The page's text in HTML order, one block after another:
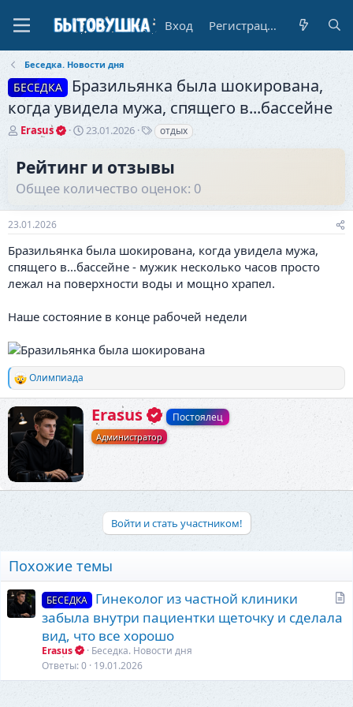
Вход Регистрация
Беседка. Новости дня
БЕСЕДКА
Бразильянка была шокирована,
когда увидела мужа, спящего в...бассейне
А
о
р
е
м
Erasus
Д
н
ч
л
а
23.01.2026
Т
и
отдых
Рейтинг и отзывы
Общее количество оценок: 0
23.01.2026
Бразильянка была шокирована, когда увидела мужа,
спящего в...бассейне - мужик несколько часов просто
лежал на поверхности воды и мощно храпел.
Наше состояние в конце рабочей недели
Р
е
а
ц
и
и
Олимпиада
А
в
т
Erasus Постоялец
Администратор
Войти и стать участником!
Похожие темы
я
БЕСЕДКА
Гинеколог из частной клиники
забыла внутри пациентки щеточку и сделала
вид, что все хорошо
Erasus
Беседка. Новости дня
Ответы 0 19.01.2026